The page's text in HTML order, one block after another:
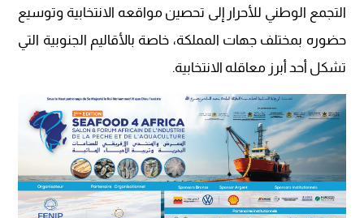
التجمع الوطني للأحرار إلى تحصين مواقعه الانتخابية وتوسيع
حضوره بمختلف جهات المملكة، خاصة بالأقاليم الجنوبية التي
تشكل أحد أبرز معاقله الانتخابية.